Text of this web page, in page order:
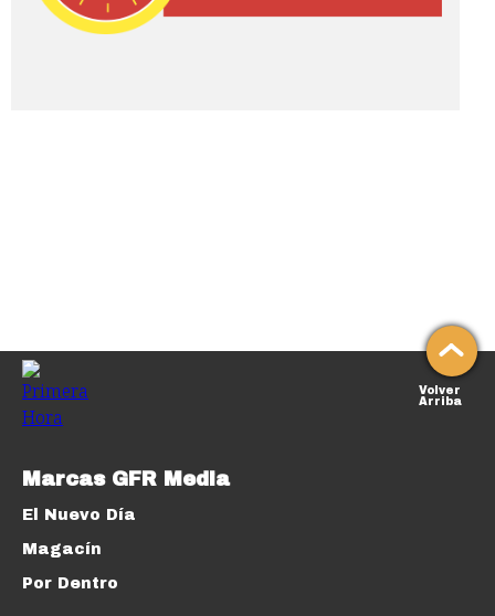
Volver
Arriba
Marcas GFR Media
El Nuevo Día
Magacín
Por Dentro